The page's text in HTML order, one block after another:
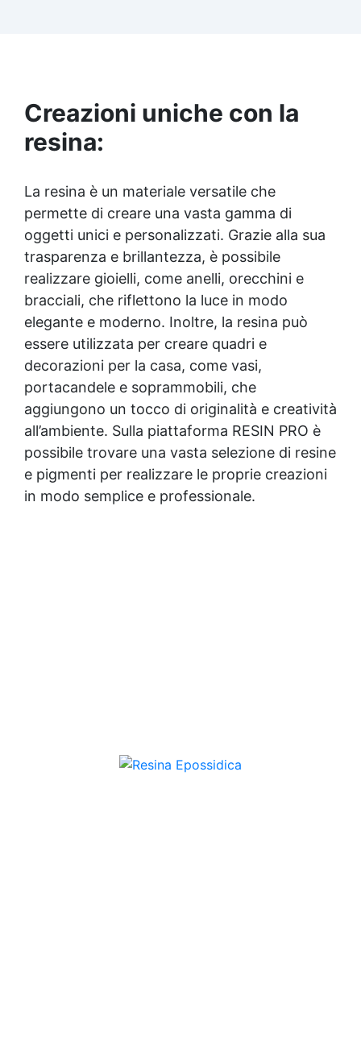
Creazioni uniche con la
resina:
La resina è un materiale versatile che
permette di creare una vasta gamma di
oggetti unici e personalizzati. Grazie alla sua
trasparenza e brillantezza, è possibile
realizzare gioielli, come anelli, orecchini e
bracciali, che riflettono la luce in modo
elegante e moderno. Inoltre, la resina può
essere utilizzata per creare quadri e
decorazioni per la casa, come vasi,
portacandele e soprammobili, che
aggiungono un tocco di originalità e creatività
all’ambiente. Sulla piattaforma RESIN PRO è
possibile trovare una vasta selezione di resine
e pigmenti per realizzare le proprie creazioni
in modo semplice e professionale.